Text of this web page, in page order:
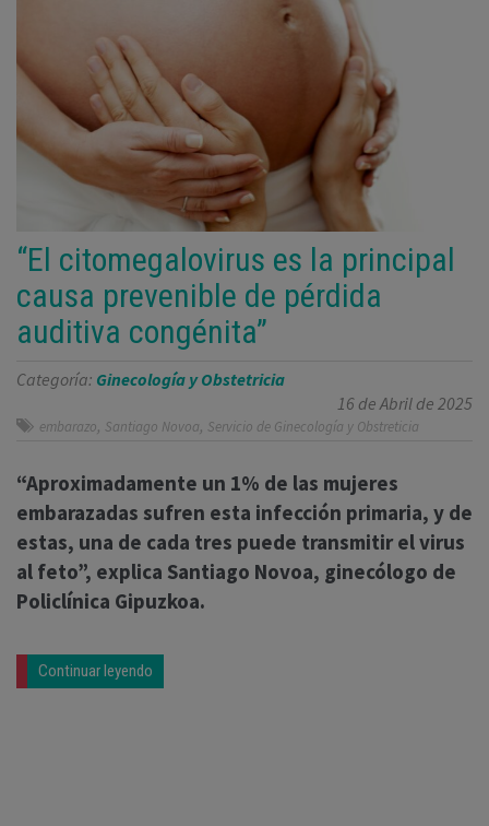
“El citomegalovirus es la principal
causa prevenible de pérdida
auditiva congénita”
Categoría: Ginecología y Obstetricia
16 de Abril de 2025
embarazo, Santiago Novoa, Servicio de Ginecología y Obstreticia
“Aproximadamente un 1% de las mujeres
embarazadas sufren esta infección primaria, y de
estas, una de cada tres puede transmitir el virus
al feto”, explica Santiago Novoa, ginecólogo de
Policlínica Gipuzkoa.
Continuar leyendo